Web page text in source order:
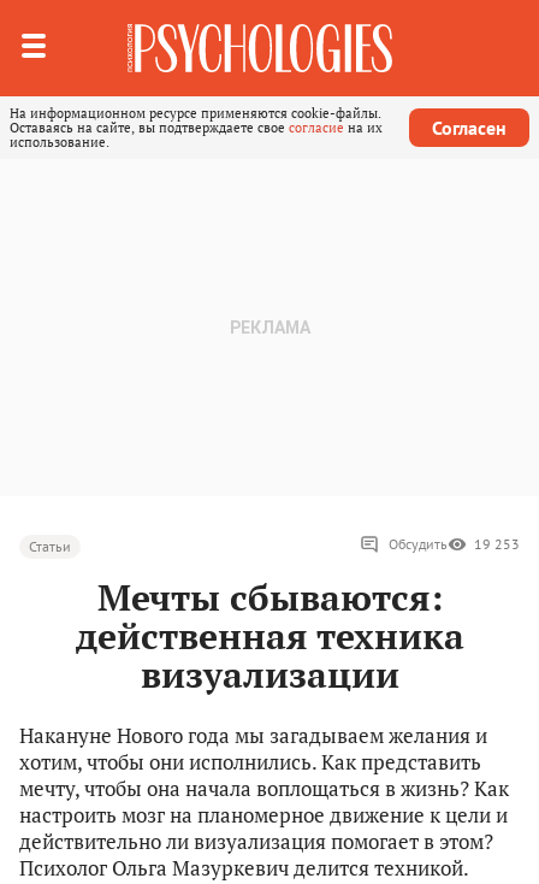
На информационном ресурсе применяются cookie-файлы.
Оставаясь на сайте, вы подтверждаете свое согласие на их
использование.
Согласен
Статьи Обсудить 19 253
Мечты сбываются:
действенная техника
визуализации
Накануне Нового года мы загадываем желания и
хотим, чтобы они исполнились. Как представить
мечту, чтобы она начала воплощаться в жизнь? Как
настроить мозг на планомерное движение к цели и
действительно ли визуализация помогает в этом?
Психолог Ольга Мазуркевич делится техникой.